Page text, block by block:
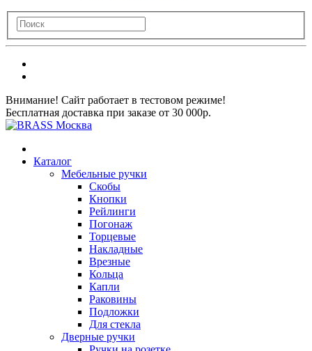
Внимание! Сайт работает в тестовом режиме!
Бесплатная доставка при заказе от 30 000р.
Каталог
Мебельные ручки
Скобы
Кнопки
Рейлинги
Погонаж
Торцевые
Накладные
Врезные
Кольца
Капли
Раковины
Подложки
Для стекла
Дверные ручки